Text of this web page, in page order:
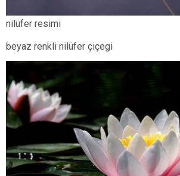
nilüfer resimi
beyaz renkli nilüfer çiçegi